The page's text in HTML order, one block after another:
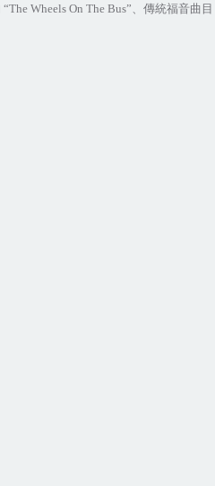
“The Wheels On The Bus”、傳統福音曲目